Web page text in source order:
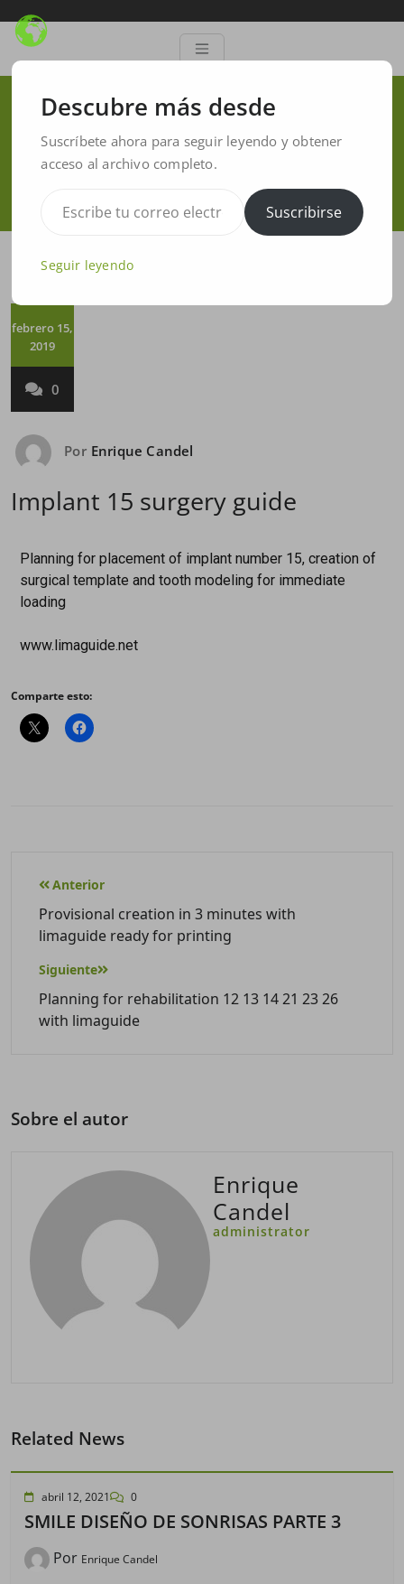
Implant 15 surgery guide
Inicio/software limaguide/Implant 15 surgery guide
febrero 15,
2019
0
Por Enrique Candel
Implant 15 surgery guide
Planning for placement of implant number 15, creation of
surgical template and tooth modeling for immediate
loading
www.limaguide.net
Comparte esto:
Anterior
Provisional creation in 3 minutes with
limaguide ready for printing
Siguiente
Planning for rehabilitation 12 13 14 21 23 26
with limaguide
Sobre el autor
Enrique
Candel
administrator
Related News
abril 12, 2021 0
SMILE DISEÑO DE SONRISAS PARTE 3
Por Enrique Candel
Descubre más desde
Suscríbete ahora para seguir leyendo y obtener
acceso al archivo completo.
Suscribirse
Seguir leyendo